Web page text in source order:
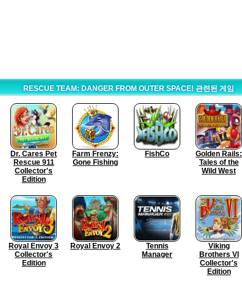
RESCUE TEAM: DANGER FROM OUTER SPACE! 관련된 게임
Dr. Cares Pet
Rescue 911
Collector's
Edition
Farm Frenzy:
Gone Fishing
FishCo
Golden Rails:
Tales of the
Wild West
Royal Envoy 3
Collector's
Edition
Royal Envoy 2
Tennis
Manager
Viking
Brothers VI
Collector's
Edition